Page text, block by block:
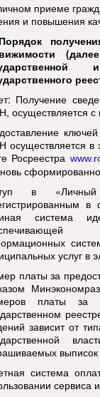
приеме
и повышения
Получение
осуществляется
осуществляется
Росреестра
в «Личный
в
система
услуг в
платы за
платы за
зависит от
выписок
система
сервиса